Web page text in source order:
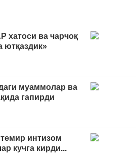
хатоси ва чарчоқ
ютқаздик»
муаммолар ва
гапирди
интизом
кучга кирди...